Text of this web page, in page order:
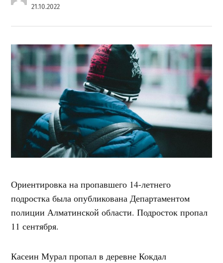
21.10.2022
Ориентировка на пропавшего 14-летнего
подростка была опубликована Департаментом
полиции Алматинской области. Подросток пропал
11 сентября.
Касеин Мурал пропал в деревне Кокдал